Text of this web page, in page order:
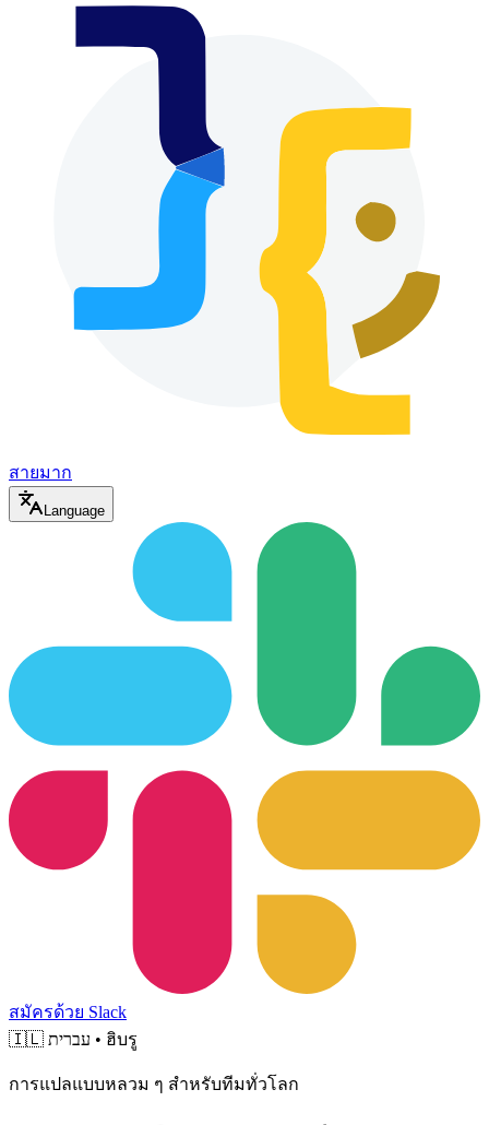
สายมาก
Language
สมัครด้วย Slack
🇮🇱
עברית • ฮิบรู
การแปลแบบหลวม ๆ สำหรับทีมทั่วโลก